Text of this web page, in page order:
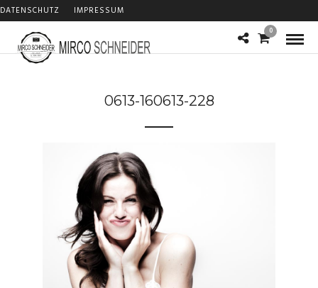
DATENSCHUTZ IMPRESSUM
0
0613-160613-228